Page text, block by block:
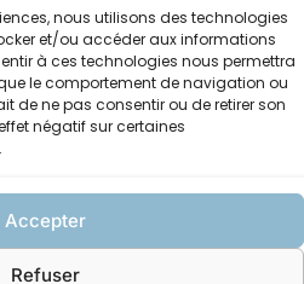
nous utilisons des technologies
et/ou accéder aux informations
à ces technologies nous permettra
le comportement de navigation ou
de ne pas consentir ou de retirer son
négatif sur certaines
Accepter
Refuser
Tous droits réservés – made with ♥ by
CEC.